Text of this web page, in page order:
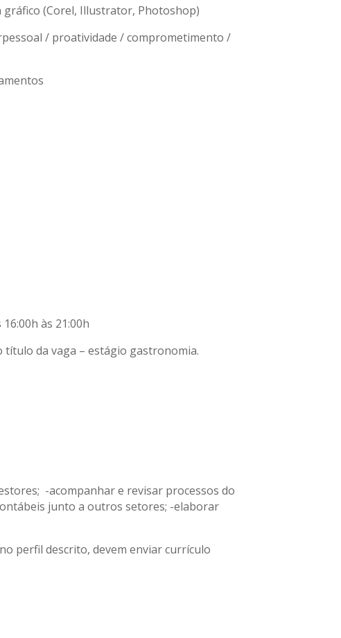
gráfico (Corel, Illustrator, Photoshop)
/ proatividade / comprometimento /
às 21:00h
da vaga – estágio gastronomia.
-acompanhar e revisar processos do
junto a outros setores; -elaborar
perfil descrito, devem enviar currículo